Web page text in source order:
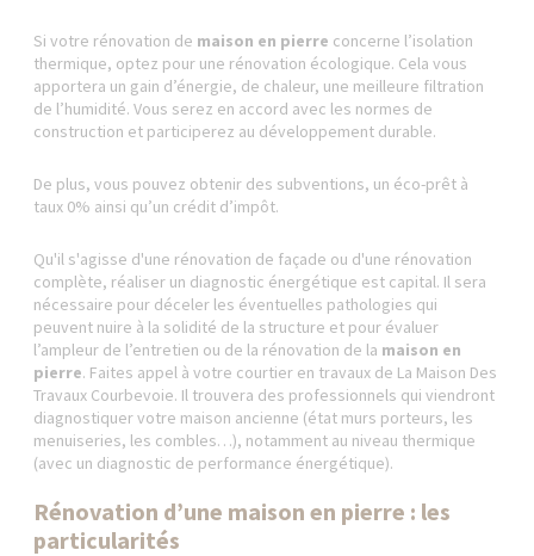
Si votre rénovation de maison en pierre concerne l’isolation
thermique, optez pour une rénovation écologique. Cela vous
apportera un gain d’énergie, de chaleur, une meilleure filtration
de l’humidité. Vous serez en accord avec les normes de
construction et participerez au développement durable.
De plus, vous pouvez obtenir des subventions, un éco-prêt à
taux 0% ainsi qu’un crédit d’impôt.
Qu'il s'agisse d'une rénovation de façade ou d'une rénovation
complète, réaliser un diagnostic énergétique est capital. Il sera
nécessaire pour déceler les éventuelles pathologies qui
peuvent nuire à la solidité de la structure et pour évaluer
l’ampleur de l’entretien ou de la rénovation de la maison en
pierre. Faites appel à votre courtier en travaux de La Maison Des
Travaux Courbevoie. Il trouvera des professionnels qui viendront
diagnostiquer votre maison ancienne (état murs porteurs, les
menuiseries, les combles…), notamment au niveau thermique
(avec un diagnostic de performance énergétique).
Rénovation d’une maison en pierre : les
particularités